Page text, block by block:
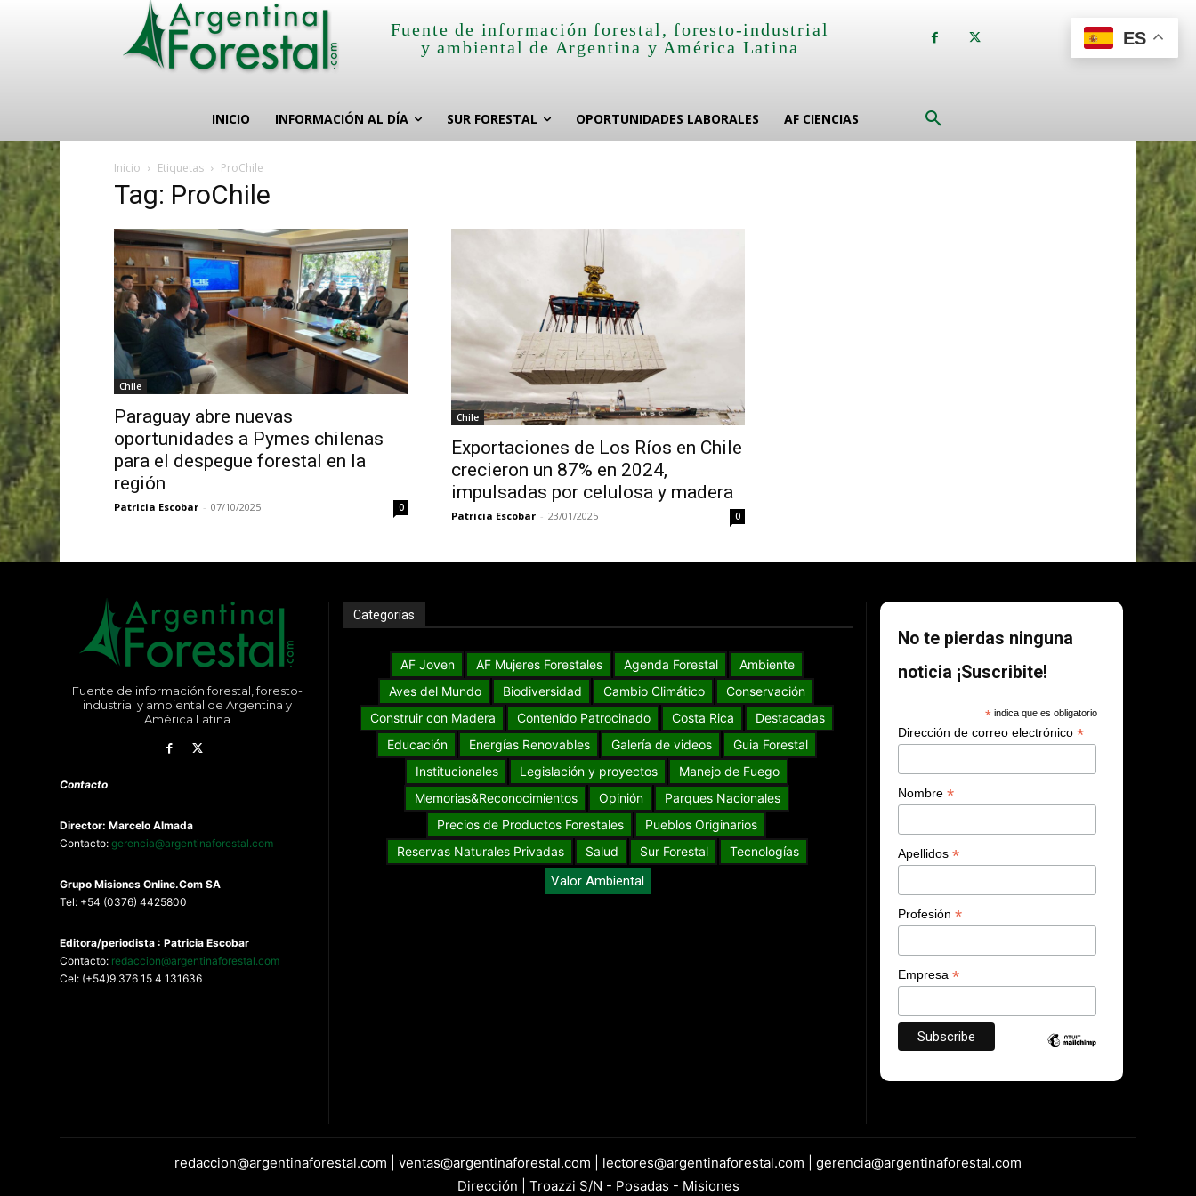
Fuente de información forestal, foresto-industrial
y ambiental de Argentina y América Latina
INICIO INFORMACIÓN AL DÍA SUR FORESTAL OPORTUNIDADES LABORALES AF CIENCIAS
Inicio Etiquetas ProChile
Tag: ProChile
Chile
Paraguay abre nuevas
oportunidades a Pymes chilenas
para el despegue forestal en la
región
Patricia Escobar - 07/10/2025 0
Chile
Exportaciones de Los Ríos en Chile
crecieron un 87% en 2024,
impulsadas por celulosa y madera
Patricia Escobar - 23/01/2025 0
Fuente de información forestal, foresto-
industrial y ambiental de Argentina y
América Latina
Contacto
Director: Marcelo Almada
Contacto: gerencia@argentinaforestal.com
Grupo MisionesOnline.Com SA
Tel: +54 (0376) 4425800
Editora/periodista : Patricia Escobar
Contacto: redaccion@argentinaforestal.com
Cel: (+54)9 376 15 4 131636
Categorías
AF Joven AF Mujeres Forestales Agenda Forestal
Ambiente
Aves del Mundo
Biodiversidad Cambio Climático
Conservación
Construir con Madera
Contenido Patrocinado Costa Rica
Destacadas
Educación
Energías Renovables Galería de videos
Guia Forestal
Institucionales
Legislación y proyectos
Manejo de Fuego
Memorias&Reconocimientos
Opinión
Parques Nacionales
Precios de Productos Forestales
Pueblos Originarios
Reservas Naturales Privadas
Salud Sur Forestal Tecnologías
Valor Ambiental
No te pierdas ninguna
noticia ¡Suscribite!
*indica que es obligatorio
Dirección de correo electrónico*
Nombre*
Apellidos*
Profesión*
Empresa*
redaccion@argentinaforestal.com | ventas@argentinaforestal.com | lectores@argentinaforestal.com | gerencia@argentinaforestal.com
Dirección | Troazzi S/N - Posadas - Misiones
ES